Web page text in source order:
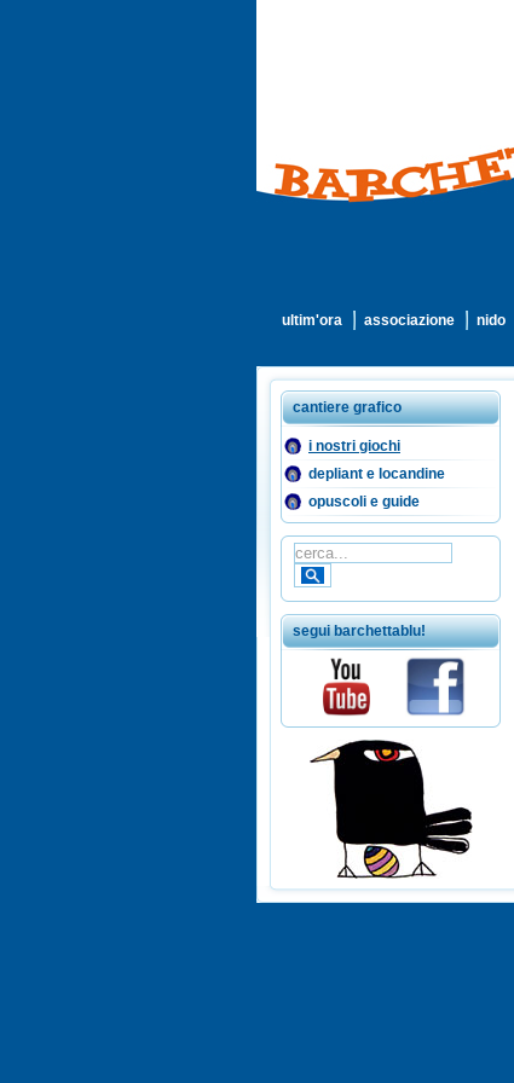
ultim'ora associazione nido
cantiere grafico
i nostri giochi
depliant e locandine
opuscoli e guide
segui barchettablu!